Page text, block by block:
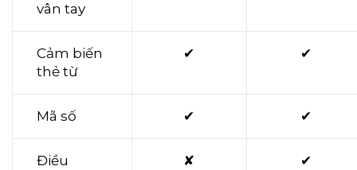
vân tay
Cảm biến
thẻ từ
✔ ✔
Mã số ✔ ✔
Điều
✘ ✔